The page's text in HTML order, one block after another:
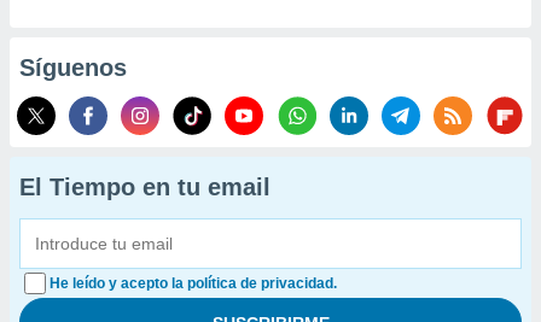
Síguenos
El Tiempo en tu email
He leído y acepto la política de privacidad.